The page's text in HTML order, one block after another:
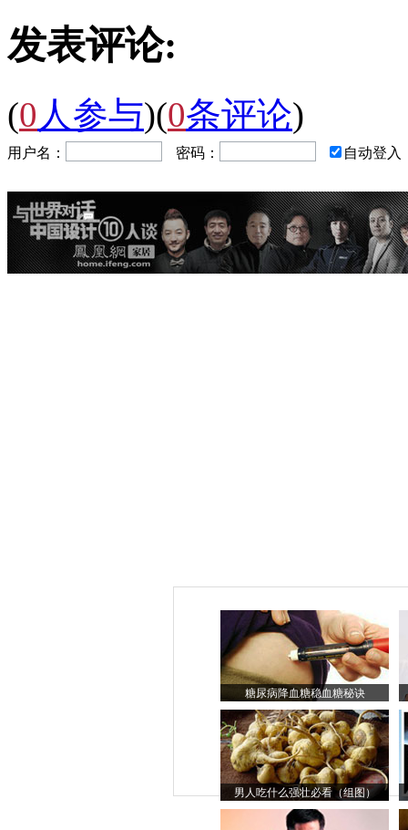
发表评论:
(0 人参与)(0条评论)
用户名： 密码： 自动登入
糖尿病降血糖稳血糖秘诀
男人吃什么强壮必看（组图）